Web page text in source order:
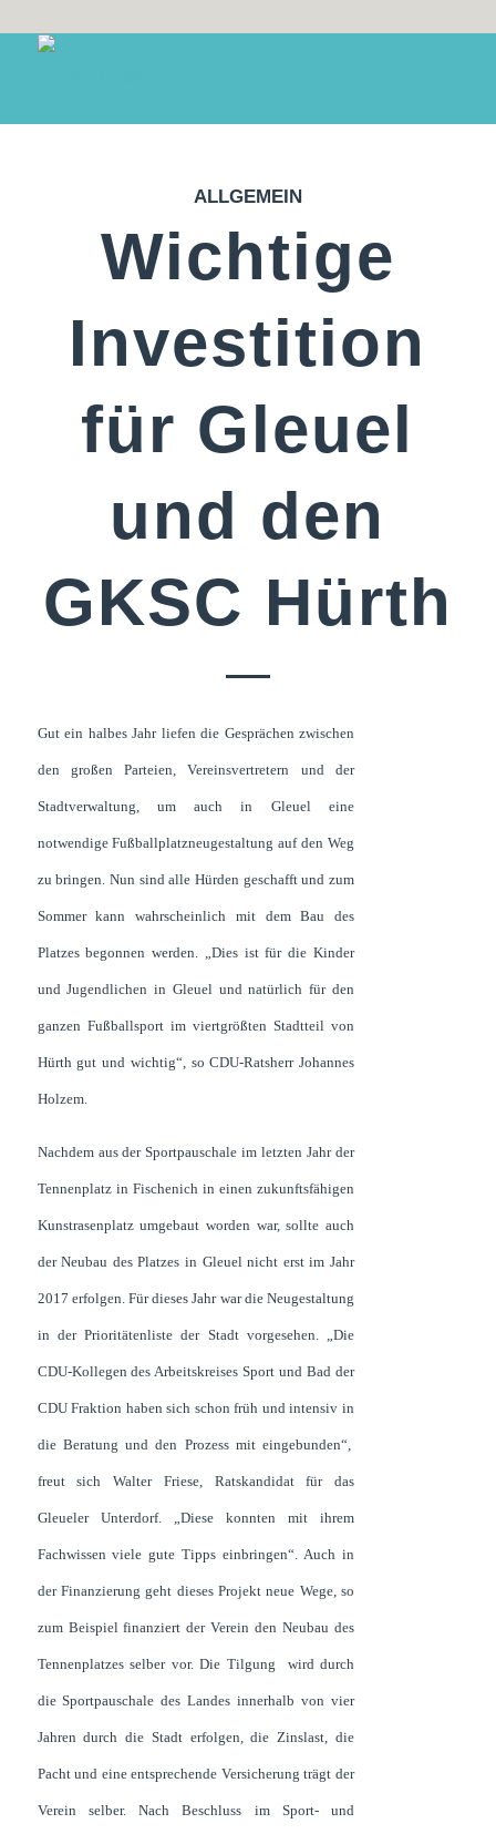
ALLGEMEIN
Wichtige
Investition
für Gleuel
und den
GKSC Hürth
Gut ein halbes Jahr liefen die Gesprächen zwischen
den großen Parteien, Vereinsvertretern und der
Stadtverwaltung, um auch in Gleuel eine
notwendige Fußballplatzneugestaltung auf den Weg
zu bringen. Nun sind alle Hürden geschafft und zum
Sommer kann wahrscheinlich mit dem Bau des
Platzes begonnen werden. „Dies ist für die Kinder
und Jugendlichen in Gleuel und natürlich für den
ganzen Fußballsport im viertgrößten Stadtteil von
Hürth gut und wichtig“, so CDU-Ratsherr Johannes
Holzem.
Nachdem aus der Sportpauschale im letzten Jahr der
Tennenplatz in Fischenich in einen zukunftsfähigen
Kunstrasenplatz umgebaut worden war, sollte auch
der Neubau des Platzes in Gleuel nicht erst im Jahr
2017 erfolgen. Für dieses Jahr war die Neugestaltung
in der Prioritätenliste der Stadt vorgesehen. „Die
CDU-Kollegen des Arbeitskreises Sport und Bad der
CDU Fraktion haben sich schon früh und intensiv in
die Beratung und den Prozess mit eingebunden“,
freut sich Walter Friese, Ratskandidat für das
Gleueler Unterdorf. „Diese konnten mit ihrem
Fachwissen viele gute Tipps einbringen“. Auch in
der Finanzierung geht dieses Projekt neue Wege, so
zum Beispiel finanziert der Verein den Neubau des
Tennenplatzes selber vor. Die Tilgung wird durch
die Sportpauschale des Landes innerhalb von vier
Jahren durch die Stadt erfolgen, die Zinslast, die
Pacht und eine entsprechende Versicherung trägt der
Verein selber. Nach Beschluss im Sport- und